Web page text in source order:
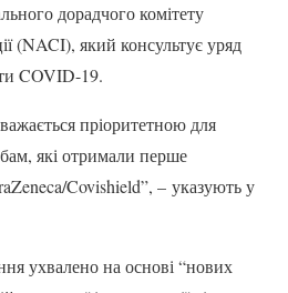
дорадчого комітету
(NACI), який консультує уряд
COVID-19.
пріоритетною для
які отримали перше
Covishield”, – указують у
ухвалено на основі “нових